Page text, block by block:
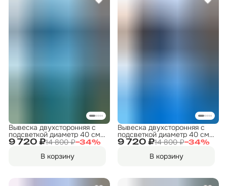
9 720 ₽14 800 ₽−34%
Вывеска двухсторонняя с
подсветкой диаметр 40 см.
"Прокат коньков" 2
В корзину
9 720 ₽14 800 ₽−34%
Вывеска двухсторонняя с
подсветкой диаметр 40 см.
"Прокат" 2
В корзину